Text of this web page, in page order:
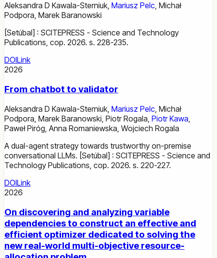
Aleksandra D Kawala-Sterniuk, Mariusz Pelc, Michał
Podpora, Marek Baranowski
[Setúbal] : SCITEPRESS - Science and Technology
Publications, cop. 2026. s. 228-235.
DOILink
2026
From chatbot to validator
Aleksandra D Kawala-Sterniuk Mariusz Pelc Michał
Podpora Marek Baranowski Piotr Rogala Piotr Kawa
Paweł Piróg Anna Romaniewska Wojciech Rogala
A dual-agent strategy towards trustworthy on-premise
conversational LLMs. [Setúbal] : SCITEPRESS - Science and
Technology Publications, cop. 2026. s. 220-227.
DOILink
2026
On discovering and analyzing variable
dependencies to construct an effective and
efficient optimizer dedicated to solving the
new real-world multi-objective resource-